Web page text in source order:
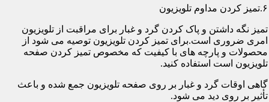
۶.تمیز کردن مداوم تلویزیون
تمیز نگه داشتن و پاک کردن گرد و غبار برای مراقبت از تلویزیون
امری ضروری است.برای تمیز کردن تلویزیون توصیه می شود از
محصولات و پارچه های با کیفیت که مخصوص تمیز کردن صفحه
تلویزیون است استفاده کنید.
گاهی اوقات گرد و غبار بر روی صفحه تلویزیون جمع شده و باعث
تأثیر بر روی دید می شود.